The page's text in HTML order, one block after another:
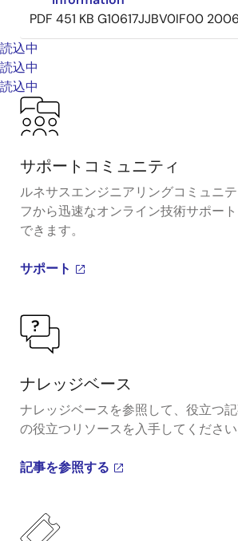
PDF 451 KB G10617JJBV0IF00
読込中
読込中
読込中
サポートコミュニティ
ルネサスエンジニアリングコミュニ
フから迅速なオンライン技術サポー
できます。
サポート
ナレッジベース
ナレッジベースを参照して、役立つ
の役立つリソースを入手してください
記事を参照する